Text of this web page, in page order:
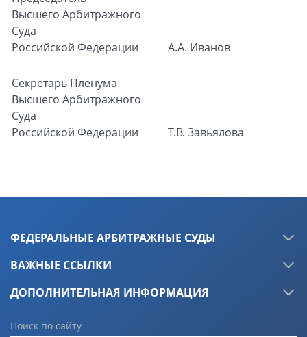
Высшего Арбитражного
Суда
Российской Федерации
А.А. Иванов
Секретарь Пленума
Высшего Арбитражного
Суда
Российской Федерации
Т.В. Завьялова
ФЕДЕРАЛЬНЫЕ АРБИТРАЖНЫЕ СУДЫ
ВАЖНЫЕ ССЫЛКИ
ДОПОЛНИТЕЛЬНАЯ ИНФОРМАЦИЯ
Поиск по сайту